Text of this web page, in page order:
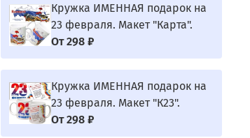
Кружка ИМЕННАЯ подарок на
23 февраля. Макет "Карта".
От 298 ₽
Кружка ИМЕННАЯ подарок на
23 февраля. Макет "К23".
От 298 ₽